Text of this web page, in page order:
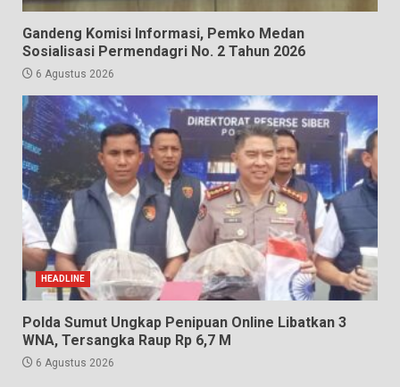
Gandeng Komisi Informasi, Pemko Medan
Sosialisasi Permendagri No. 2 Tahun 2026
6 Agustus 2026
HEADLINE
Polda Sumut Ungkap Penipuan Online Libatkan 3
WNA, Tersangka Raup Rp 6,7 M
6 Agustus 2026